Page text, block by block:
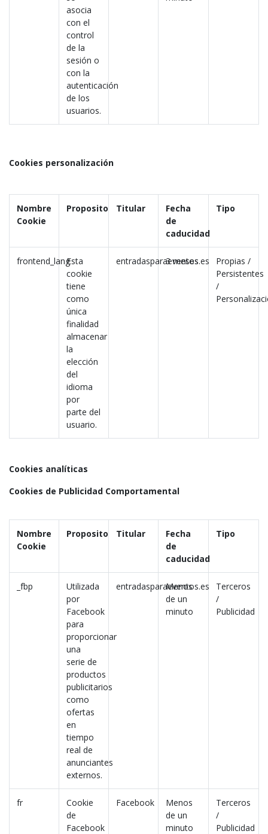
asocia
con el
control
de la
sesión o
con la
autenticación
de los
usuarios.
Cookies personalización
Nombre
Cookie
Proposito Titular
Fecha
de
caducidad
Tipo
frontend_langEsta
cookie
tiene
como
única
finalidad
almacenar
la
elección
del
idioma
por
parte del
usuario.
entradasparaeventos.es
3 meses
Propias /
Persistentes
/
Cookies analíticas
Cookies de Publicidad Comportamental
Nombre
Cookie
Proposito Titular
Fecha
de
caducidad
Tipo
_fbp
Utilizada
por
Facebook
para
proporcionar
una
serie de
productos
publicitarios
como
ofertas
en
tiempo
real de
anunciantes
externos.
entradasparaeventos.es
Menos
de un
minuto
Terceros
/
Publicidad
fr
Cookie
de
Facebook
Facebook
Menos
de un
minuto
Terceros
/
Publicidad